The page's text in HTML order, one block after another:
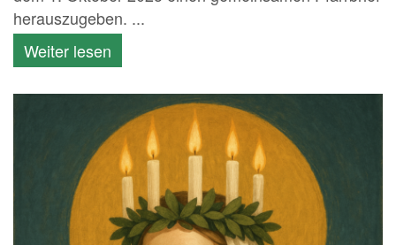
herauszugeben. ...
Weiter lesen